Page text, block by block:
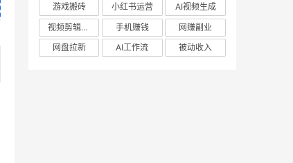
游戏搬砖
小红书运营
AI视频生成
视频剪辑教程
手机赚钱
网赚副业
网盘拉新
AI工作流 被动收入